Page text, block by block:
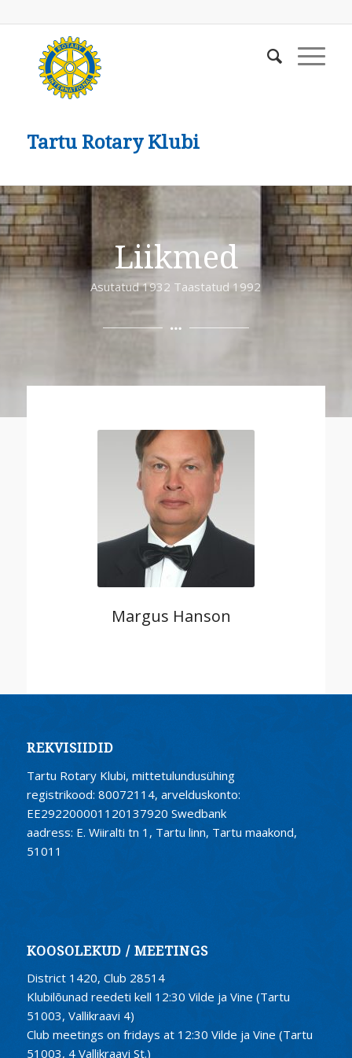
Tartu Rotary Klubi
Liikmed
Asutatud 1932 Taastatud 1992
Margus Hanson
REKVISIIDID
Tartu Rotary Klubi, mittetulundusühing
registrikood: 80072114, arvelduskonto:
EE292200001120137920 Swedbank
aadress: E. Wiiralti tn 1, Tartu linn, Tartu maakond,
51011
KOOSOLEKUD / MEETINGS
District 1420, Club 28514
Klubilõunad reedeti kell 12:30 Vilde ja Vine (Tartu
51003, Vallikraavi 4)
Club meetings on fridays at 12:30 Vilde ja Vine (Tartu
51003, 4 Vallikraavi St.)